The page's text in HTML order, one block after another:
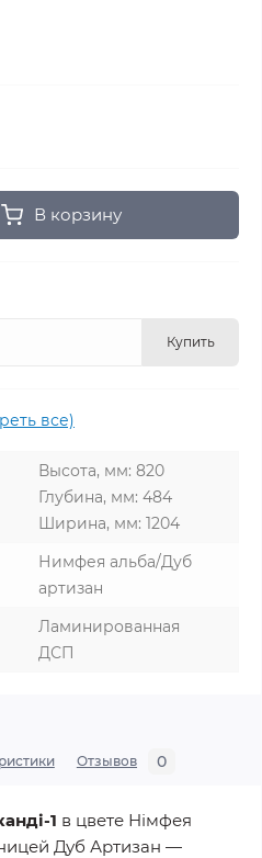
В корзину
Купить
все)
Высота, мм: 820
Глубина, мм: 484
Ширина, мм: 1204
Нимфея альба/Дуб
артизан
Ламинированная
ДСП
Отзывов 0
1 в цвете Німфея
Дуб Артизан —